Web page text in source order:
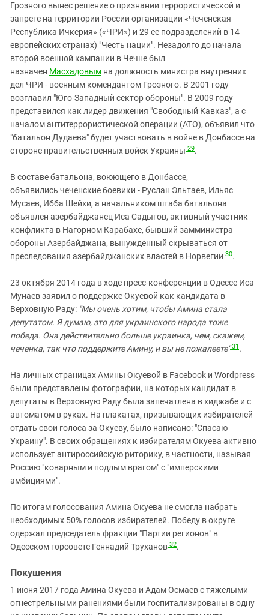
Грозного вынес решение о признании террористической и
запрете на территории России организации «Чеченская
Республика Ичкерия» («ЧРИ») и 29 ее подразделений в 14
европейских странах) "Честь нации". Незадолго до начала
второй военной кампании в Чечне был
назначен Масхадовым на должность министра внутренних
дел ЧРИ - военным комендантом Грозного. В 2001 году
возглавил "Юго-Западный сектор обороны". В 2009 году
представился как лидер движения "Свободный Кавказ", а с
началом антитеррористической операции (АТО), объявил что
"батальон Дудаева" будет участвовать в войне в Донбассе на
стороне правительственных войск Украины 29.
В составе батальона, воюющего в Донбассе,
объявились чеченские боевики - Руслан Эльтаев, Ильяс
Мусаев, Ибба Шейхи, а начальником штаба батальона
объявлен азербайджанец Иса Садыгов, активный участник
конфликта в Нагорном Карабахе, бывший замминистра
обороны Азербайджана, вынужденный скрываться от
преследования азербайджанских властей в Норвегии 30.
23 октября 2014 года в ходе пресс-конференции в Одессе Иса
Мунаев заявил о поддержке Окуевой как кандидата в
Верховную Раду: "Мы очень хотим, чтобы Амина стала
депутатом. Я думаю, это для украинского народа тоже
победа. Она действительно больше украинка, чем, скажем,
чеченка, так что поддержите Амину, и вы не пожалеете"31 .
На личных страницах Амины Окуевой в Facebook и Wordpress
были представлены фотографии, на которых кандидат в
депутаты в Верховную Раду была запечатлена в хиджабе и с
автоматом в руках. На плакатах, призывающих избирателей
отдать свои голоса за Окуеву, было написано: "Спасаю
Украину". В своих обращениях к избирателям Окуева активно
использует антироссийскую риторику, в частности, называя
Россию "коварным и подлым врагом" с "имперскими
амбициями".
По итогам голосования Амина Окуева не смогла набрать
необходимых 50% голосов избирателей. Победу в округе
одержал председатель фракции "Партии регионов" в
Одесском горсовете Геннадий Труханов 32.
Покушения
1 июня 2017 года Амина Окуева и Адам Осмаев с тяжелыми
огнестрельными ранениями были госпитализированы в одну